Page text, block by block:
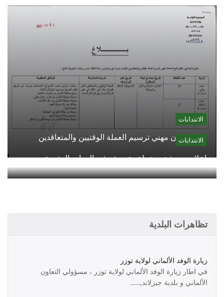
الانتدابات
فتح امتحان مهني ترسيم العملة الوقتيين والمتعاقدين
الانتدابات
اعلان سد شغور خطة متصرف في الموارد البشرية
تظاهرات البلدية
زيارة الوفد الألماني لولاية توزر
في اطار زيارة الوفد الألماني لولاية توزر ، مسؤولي التعاون
الألماني و بلدية جيزلاند,.....